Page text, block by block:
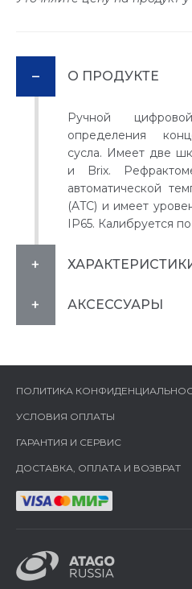
О ПРОДУКТЕ
Ручной
определения
сусла. Имеет две
и Brix.
автоматической
(ATC) и имеет
IP65. Калибруется
АКСЕССУАРЫ
ПОЛИТИКА
УСЛОВИЯ ОПЛАТЫ
ГАРАНТИЯ И СЕРВИС
ДОСТАВКА, ОПЛАТА И ВОЗВРАТ